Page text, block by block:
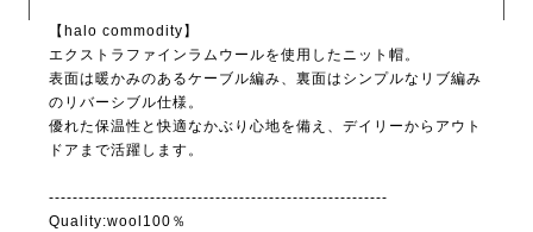
【halo commodity】
エクストラファインラムウールを使用したニット帽。
表面は暖かみのあるケーブル編み、裏面はシンプルなリブ編み
のリバーシブル仕様。
優れた保温性と快適なかぶり心地を備え、デイリーからアウト
ドアまで活躍します。
---------------------------------------------------------
Quality:wool100％